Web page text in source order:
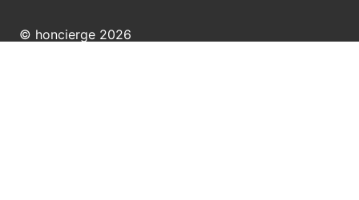
© honcierge 2026